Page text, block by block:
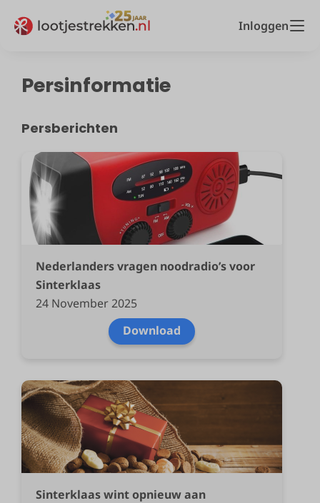
Inloggen
Persinformatie
Persberichten
Nederlanders vragen noodradio’s voor
Sinterklaas
24 November 2025
Download
Sinterklaas wint opnieuw aan